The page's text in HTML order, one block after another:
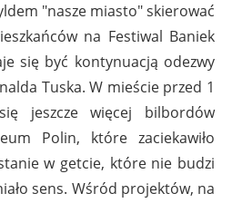
"nasze miasto" skierować
na Festiwal Baniek
się być kontynuacją odezwy
Tuska. W mieście przed 1
jeszcze więcej bilbordów
Polin, które zaciekawiło
w getcie, które nie budzi
sens. Wśród projektów, na